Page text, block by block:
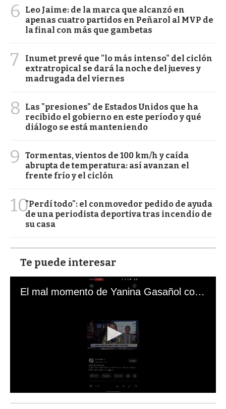
6
Leo Jaime: de la marca que alcanzó en
apenas cuatro partidos en Peñarol al MVP de
la final con más que gambetas
7
Inumet prevé que "lo más intenso" del ciclón
extratropical se dará la noche del jueves y
madrugada del viernes
8
Las "presiones" de Estados Unidos que ha
recibido el gobierno en este período y qué
diálogo se está manteniendo
9
Tormentas, vientos de 100 km/h y caída
abrupta de temperatura: así avanzan el
frente frío y el ciclón
10"Perdí todo": el conmovedor pedido de ayuda
de una periodista deportiva tras incendio de
su casa
Te puede interesar
El mal momento de Yanina Gasañol con un hincha argentino en "Subrayado"
s